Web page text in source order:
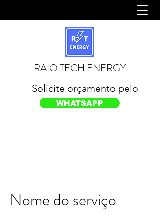
RAIO TECH ENERGY
WHATSAPP
Solicite orçamento pelo
Nome do serviço